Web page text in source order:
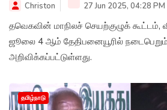
Christon 27 Jun 2025, 04:28 PM
தவெகவின் மாநிலச் செயற்குழுக்
ஜூலை 4 ஆம் தேதிபனையூரில்
அறிவிக்கப்பட்டுள்ளது.
தமிழ்நாடு